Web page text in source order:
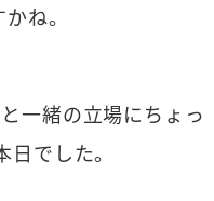
ね。
一緒の立場にちょっ
でした。